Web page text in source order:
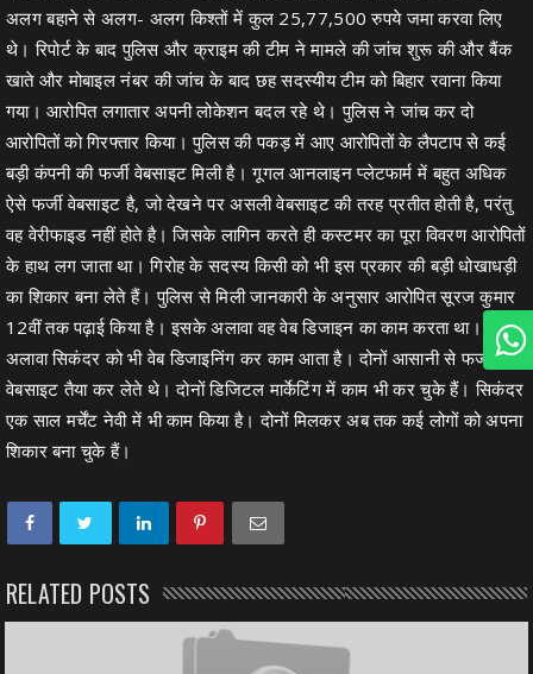
अलग बहाने से अलग- अलग किश्तों में कुल 25,77,500 रुपये जमा करवा लिए
थे। रिपोर्ट के बाद पुलिस और क्राइम की टीम ने मामले की जांच शुरू की और बैंक
खाते और मोबाइल नंबर की जांच के बाद छह सदस्यीय टीम को बिहार रवाना किया
गया। आरोपित लगातार अपनी लोकेशन बदल रहे थे। पुलिस ने जांच कर दो
आरोपितों को गिरफ्तार किया। पुलिस की पकड़ में आए आरोपितों के लैपटाप से कई
बड़ी कंपनी की फर्जी वेबसाइट मिली है। गूगल आनलाइन प्लेटफार्म में बहुत अधिक
ऐसे फर्जी वेबसाइट है, जो देखने पर असली वेबसाइट की तरह प्रतीत होती है, परंतु
वह वेरीफाइड नहीं होते है। जिसके लागिन करते ही कस्टमर का पूरा विवरण आरोपितों
के हाथ लग जाता था। गिरोह के सदस्य किसी को भी इस प्रकार की बड़ी धोखाधड़ी
का शिकार बना लेते हैं। पुलिस से मिली जानकारी के अनुसार आरोपित सूरज कुमार
12वीं तक पढ़ाई किया है। इसके अलावा वह वेब डिजाइन का काम करता था। इसके
अलावा सिकंदर को भी वेब डिजाइनिंग कर काम आता है। दोनों आसानी से फर्जी
वेबसाइट तैया कर लेते थे। दोनों डिजिटल मार्केटिंग में काम भी कर चुके हैं। सिकंदर
एक साल मर्चेंट नेवी में भी काम किया है। दोनों मिलकर अब तक कई लोगों को अपना
शिकार बना चुके हैं।
RELATED POSTS